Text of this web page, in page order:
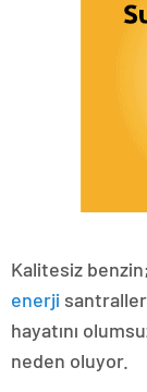
Kalitesiz
enerji
hayatını
neden oluyor.